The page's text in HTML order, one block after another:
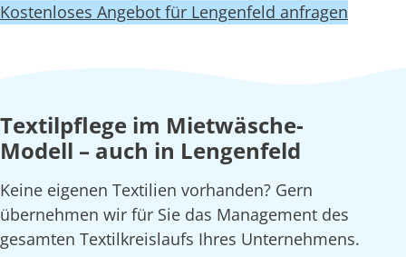
Kostenloses Angebot für Lengenfeld anfragen
Textilpflege im Mietwäsche-
Modell – auch in Lengenfeld
Keine eigenen Textilien vorhanden? Gern
übernehmen wir für Sie das Management des
gesamten Textilkreislaufs Ihres Unternehmens.